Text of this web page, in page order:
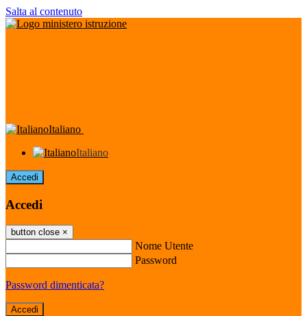
Salta al contenuto
Italiano
Italiano
Accedi
Accedi
button close ×
Nome Utente
Password
Password dimenticata?